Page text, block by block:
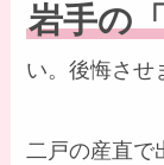
岩手の
い。後悔させ
二戸の産直で